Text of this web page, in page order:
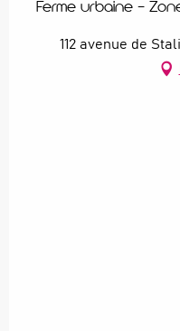
Ferme urbaine -
112 avenue de